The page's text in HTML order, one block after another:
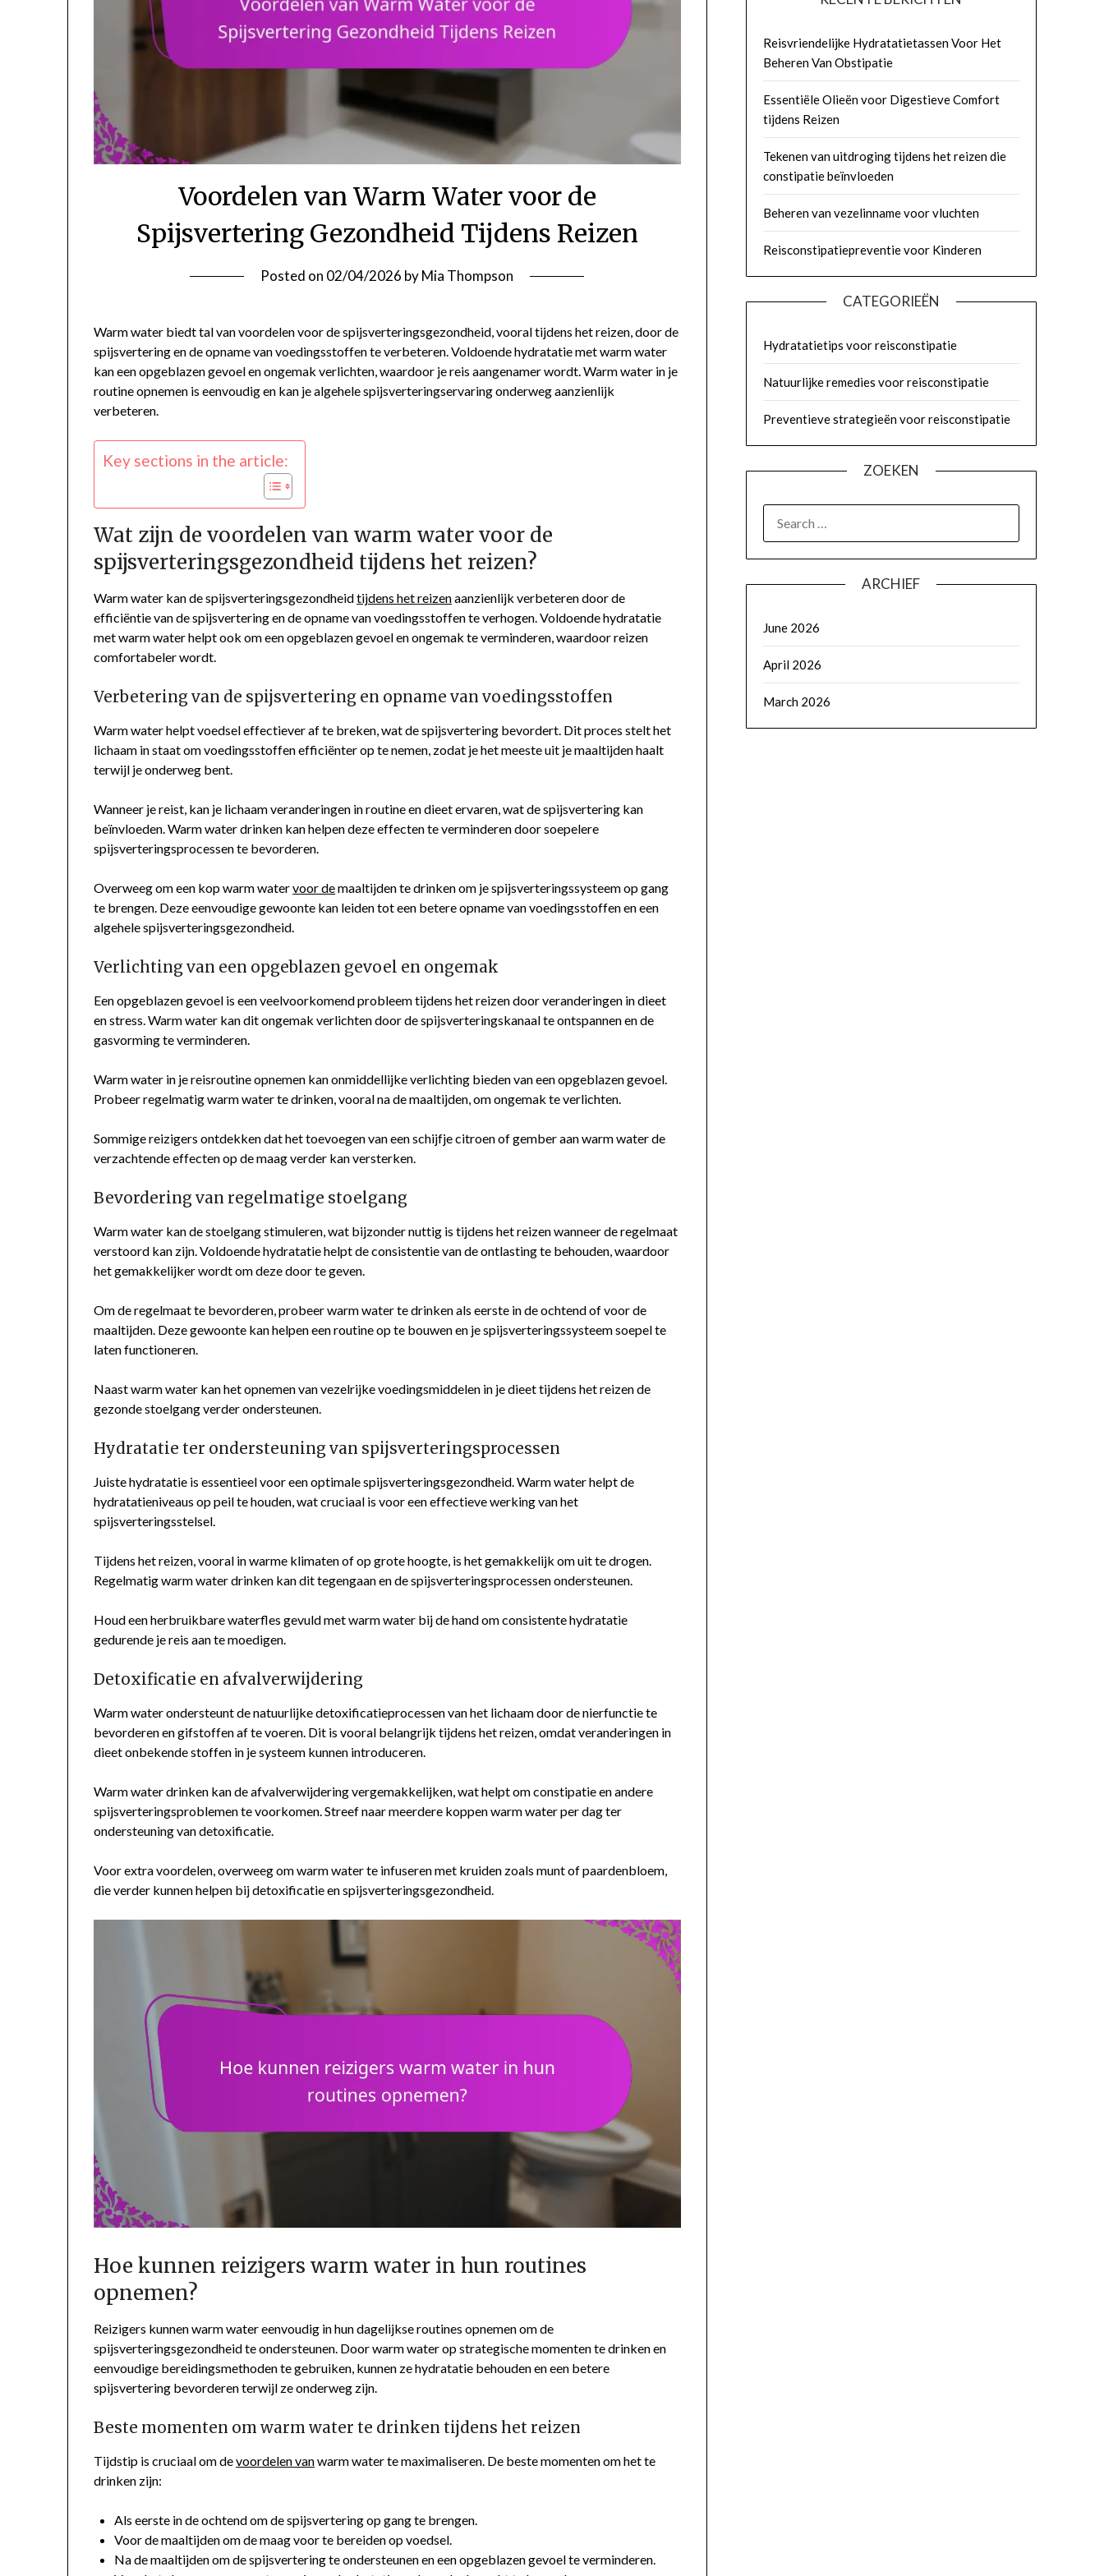
Voordelen van Warm Water voor de
Spijsvertering Gezondheid Tijdens Reizen
Posted on 02/04/2026 byMia Thompson
Warm water biedt tal van voordelen voor de spijsverteringsgezondheid, vooral tijdens het reizen, door de
spijsvertering en de opname van voedingsstoffen te verbeteren. Voldoende hydratatie met warm water
kan een opgeblazen gevoel en ongemak verlichten, waardoor je reis aangenamer wordt. Warm water in je
routine opnemen is eenvoudig en kan je algehele spijsverteringservaring onderweg aanzienlijk
verbeteren.
Key sections in the article:
Wat zijn de voordelen van warm water voor de
spijsverteringsgezondheid tijdens het reizen?
Warm water kan de spijsverteringsgezondheidtijdens het reizenaanzienlijk verbeteren door de
efficiëntie van de spijsvertering en de opname van voedingsstoffen te verhogen. Voldoende hydratatie
met warm water helpt ook om een opgeblazen gevoel en ongemak te verminderen, waardoor reizen
comfortabeler wordt.
Verbetering van de spijsvertering en opname van voedingsstoffen
Warm water helpt voedsel effectiever af te breken, wat de spijsvertering bevordert. Dit proces stelt het
lichaam in staat om voedingsstoffen efficiënter op te nemen, zodat je het meeste uit je maaltijden haalt
terwijl je onderweg bent.
Wanneer je reist, kan je lichaam veranderingen in routine en dieet ervaren, wat de spijsvertering kan
beïnvloeden. Warm water drinken kan helpen deze effecten te verminderen door soepelere
spijsverteringsprocessen te bevorderen.
Overweeg om een kop warm watervoor demaaltijden te drinken om je spijsverteringssysteem op gang
te brengen. Deze eenvoudige gewoonte kan leiden tot een betere opname van voedingsstoffen en een
algehele spijsverteringsgezondheid.
Verlichting van een opgeblazen gevoel en ongemak
Een opgeblazen gevoel is een veelvoorkomend probleem tijdens het reizen door veranderingen in dieet
en stress. Warm water kan dit ongemak verlichten door de spijsverteringskanaal te ontspannen en de
gasvorming te verminderen.
Warm water in je reisroutine opnemen kan onmiddellijke verlichting bieden van een opgeblazen gevoel.
Probeer regelmatig warm water te drinken, vooral na de maaltijden, om ongemak te verlichten.
Sommige reizigers ontdekken dat het toevoegen van een schijfje citroen of gember aan warm water de
verzachtende effecten op de maag verder kan versterken.
Bevordering van regelmatige stoelgang
Warm water kan de stoelgang stimuleren, wat bijzonder nuttig is tijdens het reizen wanneer de regelmaat
verstoord kan zijn. Voldoende hydratatie helpt de consistentie van de ontlasting te behouden, waardoor
het gemakkelijker wordt om deze door te geven.
Om de regelmaat te bevorderen, probeer warm water te drinken als eerste in de ochtend of voor de
maaltijden. Deze gewoonte kan helpen een routine op te bouwen en je spijsverteringssysteem soepel te
laten functioneren.
Naast warm water kan het opnemen van vezelrijke voedingsmiddelen in je dieet tijdens het reizen de
gezonde stoelgang verder ondersteunen.
Hydratatie ter ondersteuning van spijsverteringsprocessen
Juiste hydratatie is essentieel voor een optimale spijsverteringsgezondheid. Warm water helpt de
hydratatieniveaus op peil te houden, wat cruciaal is voor een effectieve werking van het
spijsverteringsstelsel.
Tijdens het reizen, vooral in warme klimaten of op grote hoogte, is het gemakkelijk om uit te drogen.
Regelmatig warm water drinken kan dit tegengaan en de spijsverteringsprocessen ondersteunen.
Houd een herbruikbare waterfles gevuld met warm water bij de hand om consistente hydratatie
gedurende je reis aan te moedigen.
Detoxificatie en afvalverwijdering
Warm water ondersteunt de natuurlijke detoxificatieprocessen van het lichaam door de nierfunctie te
bevorderen en gifstoffen af te voeren. Dit is vooral belangrijk tijdens het reizen, omdat veranderingen in
dieet onbekende stoffen in je systeem kunnen introduceren.
Warm water drinken kan de afvalverwijdering vergemakkelijken, wat helpt om constipatie en andere
spijsverteringsproblemen te voorkomen. Streef naar meerdere koppen warm water per dag ter
ondersteuning van detoxificatie.
Voor extra voordelen, overweeg om warm water te infuseren met kruiden zoals munt of paardenbloem,
die verder kunnen helpen bij detoxificatie en spijsverteringsgezondheid.
Hoe kunnen reizigers warm water in hun routines
opnemen?
Reizigers kunnen warm water eenvoudig in hun dagelijkse routines opnemen om de
spijsverteringsgezondheid te ondersteunen. Door warm water op strategische momenten te drinken en
eenvoudige bereidingsmethoden te gebruiken, kunnen ze hydratatie behouden en een betere
spijsvertering bevorderen terwijl ze onderweg zijn.
Beste momenten om warm water te drinken tijdens het reizen
Tijdstip is cruciaal om devoordelen vanwarm water te maximaliseren. De beste momenten om het te
drinken zijn:
Als eerste in de ochtend om de spijsvertering op gang te brengen.
Voor de maaltijden om de maag voor te bereiden op voedsel.
Na de maaltijden om de spijsvertering te ondersteunen en een opgeblazen gevoel te verminderen.
Reisvriendelijke Hydratatietassen Voor Het
Beheren Van Obstipatie
Essentiële Olieën voor Digestieve Comfort
tijdens Reizen
Tekenen van uitdroging tijdens het reizen die
constipatie beïnvloeden
Beheren van vezelinname voor vluchten
Reisconstipatiepreventie voor Kinderen
CATEGORIEËN
Hydratatietips voor reisconstipatie
Natuurlijke remedies voor reisconstipatie
Preventieve strategieën voor reisconstipatie
ZOEKEN
FOR:
ARCHIEF
June 2026
April 2026
March 2026